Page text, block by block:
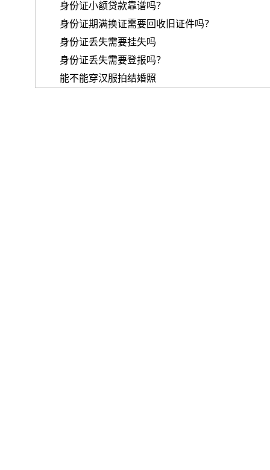
身份证小额贷款靠谱吗？
身份证期满换证需要回收旧证件吗？
身份证丢失需要挂失吗
身份证丢失需要登报吗？
能不能穿汉服拍结婚照